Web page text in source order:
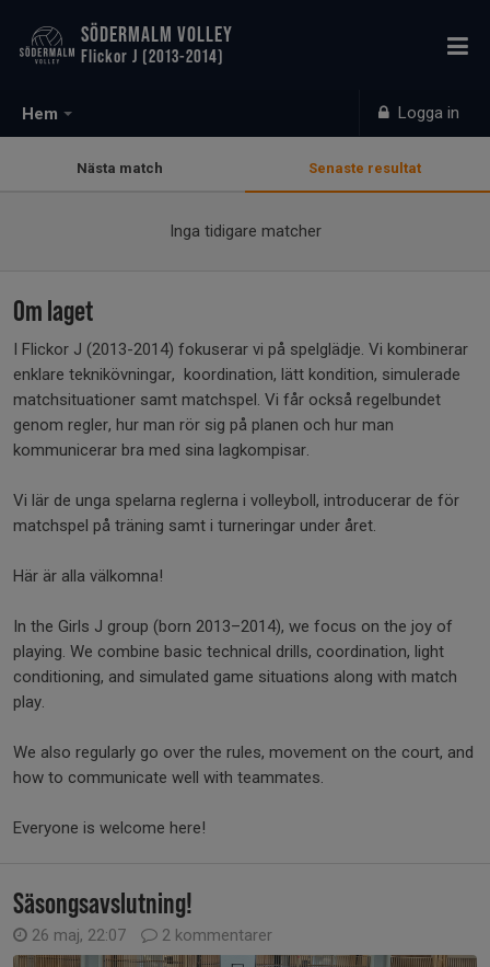
Hem Logga in
SÖDERMALM VOLLEY
Flickor J (2013-2014)
Nästa match Senaste resultat
Inga tidigare matcher
Om laget
I Flickor J (2013-2014) fokuserar vi på spelglädje. Vi kombinerar
enklare teknikövningar, koordination, lätt kondition, simulerade
matchsituationer samt matchspel. Vi får också regelbundet
genom regler, hur man rör sig på planen och hur man
kommunicerar bra med sina lagkompisar.
Vi lär de unga spelarna reglerna i volleyboll, introducerar de för
matchspel på träning samt i turneringar under året.
Här är alla välkomna!
In the Girls J group (born 2013–2014), we focus on the joy of
playing. We combine basic technical drills, coordination, light
conditioning, and simulated game situations along with match
play.
We also regularly go over the rules, movement on the court, and
how to communicate well with teammates.
Everyone is welcome here!
Säsongsavslutning!
26 maj, 22:07 2 kommentarer